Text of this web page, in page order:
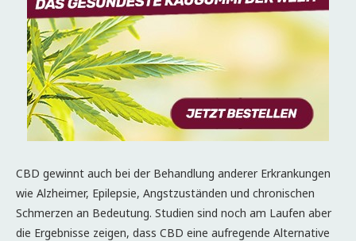
CBD gewinnt auch bei der Behandlung anderer Erkrankungen
wie Alzheimer, Epilepsie, Angstzuständen und chronischen
Schmerzen an Bedeutung. Studien sind noch am Laufen aber
die Ergebnisse zeigen, dass CBD eine aufregende Alternative